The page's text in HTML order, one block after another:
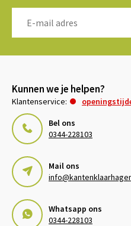
Kunnen we je helpen?
Klantenservice:
Bel ons
0344-228103
Mail ons
Whatsapp ons
0344-228103